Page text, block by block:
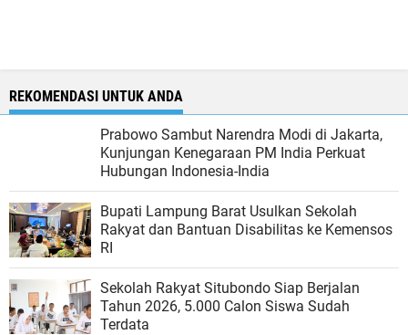
REKOMENDASI UNTUK ANDA
Prabowo Sambut Narendra Modi di Jakarta,
Kunjungan Kenegaraan PM India Perkuat
Hubungan Indonesia-India
Bupati Lampung Barat Usulkan Sekolah
Rakyat dan Bantuan Disabilitas ke Kemensos
RI
Sekolah Rakyat Situbondo Siap Berjalan
Tahun 2026, 5.000 Calon Siswa Sudah
Terdata